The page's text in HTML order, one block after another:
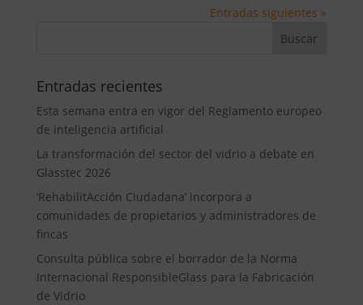
Entradas siguientes »
Entradas recientes
Esta semana entra en vigor del Reglamento europeo
de inteligencia artificial
La transformación del sector del vidrio a debate en
Glasstec 2026
‘RehabilitAcción Ciudadana’ incorpora a
comunidades de propietarios y administradores de
fincas
Consulta pública sobre el borrador de la Norma
Internacional ResponsibleGlass para la Fabricación
de Vidrio